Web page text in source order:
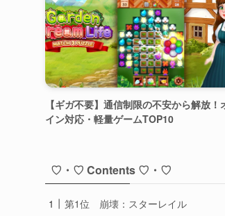
【ギガ不要】通信制限の不安から解放！
イン対応・軽量ゲームTOP10
♡・♡ Contents ♡・♡
第1位 崩壊：スターレイル